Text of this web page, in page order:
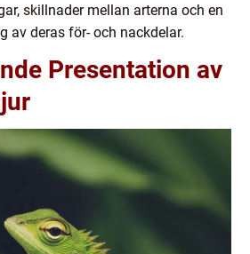
skillnader mellan arterna och en
av deras för- och nackdelar.
Presentation av